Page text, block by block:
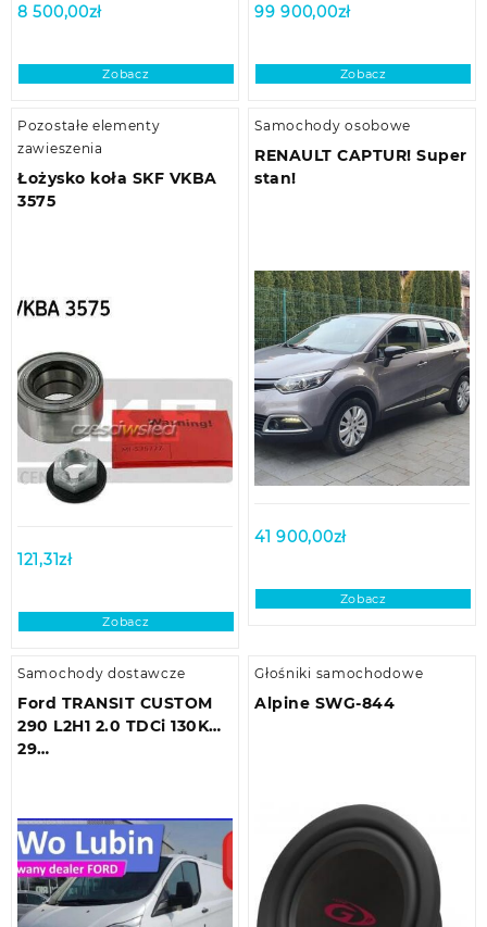
8 500,00zł
Zobacz
99 900,00zł
Zobacz
Pozostałe elementy
zawieszenia
Łożysko koła SKF VKBA
3575
121,31zł
Zobacz
Samochody osobowe
RENAULT CAPTUR! Super
stan!
41 900,00zł
Zobacz
Samochody dostawcze
Ford TRANSIT CUSTOM
290 L2H1 2.0 TDCi 130KM
29…
Głośniki samochodowe
Alpine SWG-844